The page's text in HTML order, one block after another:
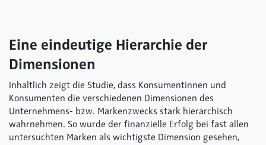
Eine eindeutige Hierarchie der
Dimensionen
Inhaltlich zeigt die Studie, dass Konsumentinnen und
Konsumenten die verschiedenen Dimensionen des
Unternehmens- bzw. Markenzwecks stark hierarchisch
wahrnehmen. So wurde der finanzielle Erfolg bei fast allen
untersuchten Marken als wichtigste Dimension gesehen,